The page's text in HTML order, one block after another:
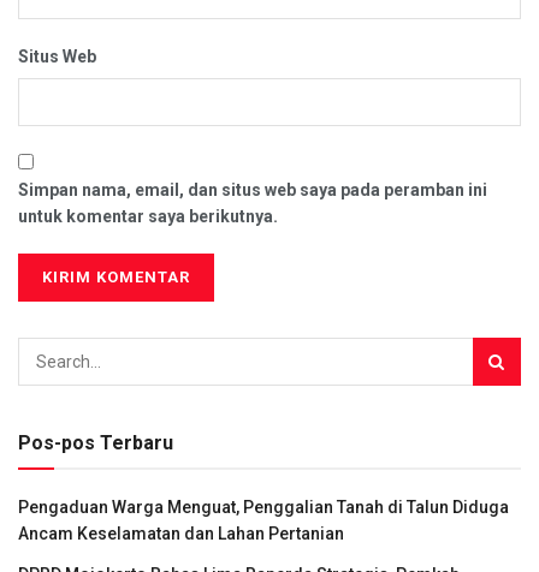
Situs Web
Simpan nama, email, dan situs web saya pada peramban ini
untuk komentar saya berikutnya.
Pos-pos Terbaru
Pengaduan Warga Menguat, Penggalian Tanah di Talun Diduga
Ancam Keselamatan dan Lahan Pertanian